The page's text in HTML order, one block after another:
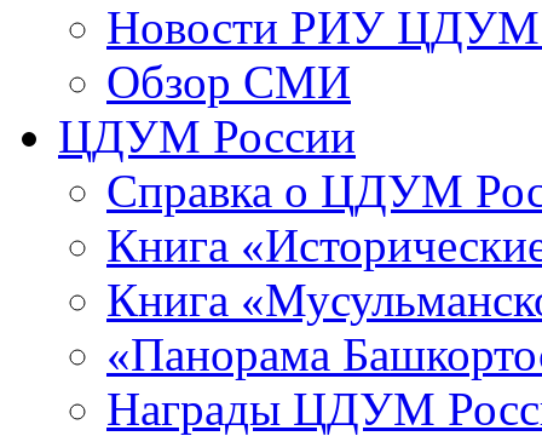
Новости РИУ ЦДУМ
Обзор СМИ
ЦДУМ России
Справка о ЦДУМ
Книга
Книга
«Панорама
Награды ЦДУМ